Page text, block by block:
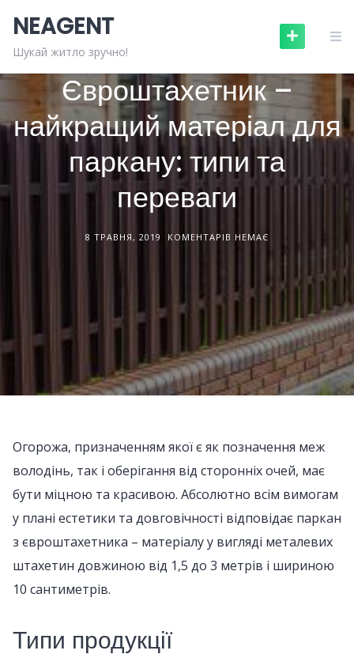
content
NEAGENT
Шукай житло зручно!БУДІВЕЛЬНІ МАТЕРІАЛИ
Євроштахетник –
найкращий матеріал для
паркану: типи та
переваги
8 ТРАВНЯ, 2019 КОМЕНТАРІВ НЕМАЄ
Огорожа, призначенням якої є як позначення меж
володінь, так і оберігання від сторонніх очей, має
бути міцною та красивою. Абсолютно всім вимогам
у плані естетики та довговічності відповідає паркан
з євроштахетника – матеріалу у вигляді металевих
штахетин довжиною від 1,5 до 3 метрів і шириною
10 сантиметрів.
Типи продукції